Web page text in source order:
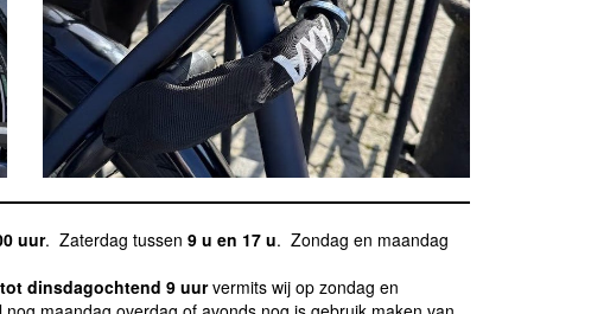
uur. Zaterdag tussen 9 u en 17 u. Zondag en maandag
dinsdagochtend 9 uurvermits wij op zondag en